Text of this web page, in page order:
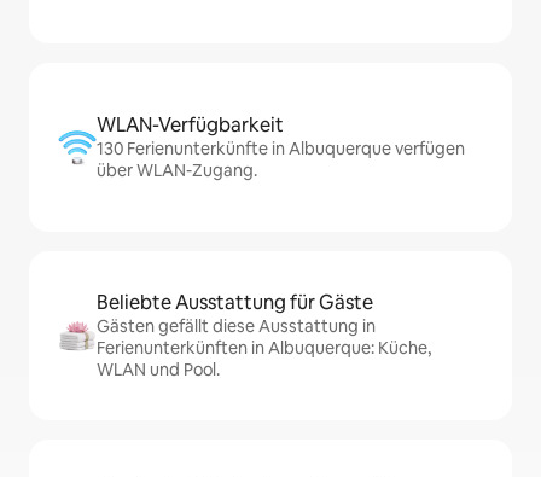
WLAN-Verfügbarkeit
130 Ferienunterkünfte in Albuquerque verfügen
über WLAN-Zugang.
Beliebte Ausstattung für Gäste
Gästen gefällt diese Ausstattung in
Ferienunterkünften in Albuquerque: Küche,
WLAN und Pool.